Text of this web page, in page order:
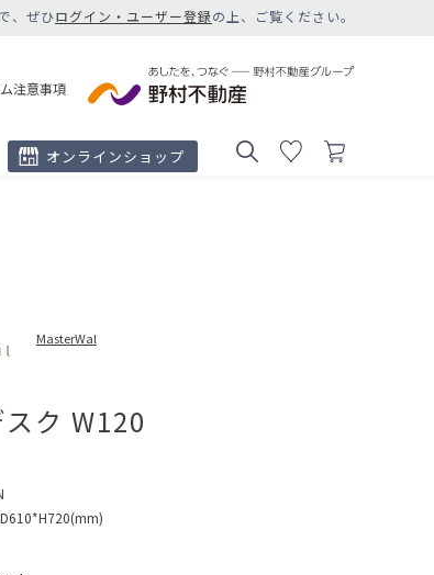
、ぜひログイン・ユーザー登録の上、ご覧ください。
注意事項
オンラインショップ
MasterWal
ク W120